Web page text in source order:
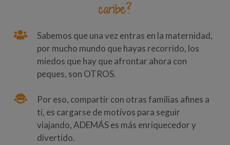
caribe?
Sabemos que una vez entras en la maternidad,
por mucho mundo que hayas recorrido, los
miedos que hay que afrontar ahora con
peques, son OTROS.
Por eso, compartir con otras familias afines a
ti, es cargarse de motivos para seguir
viajando, ADEMÁS es más enriquecedor y
divertido.